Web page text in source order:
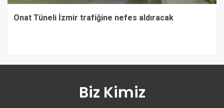
Onat Tüneli İzmir trafiğine nefes aldıracak
Biz Kimiz